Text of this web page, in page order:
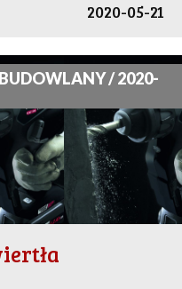
2020-05-21
/ 2020-